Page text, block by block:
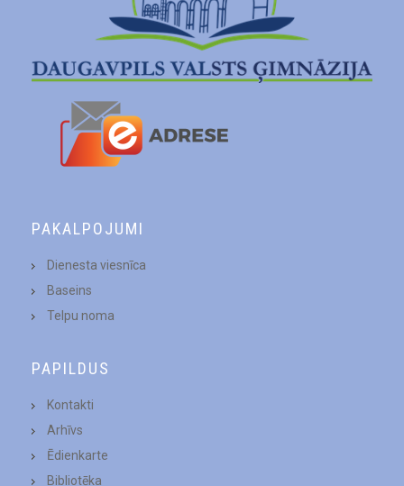
PAKALPOJUMI
Dienesta viesnīca
Baseins
Telpu noma
PAPILDUS
Kontakti
Arhīvs
Ēdienkarte
Bibliotēka